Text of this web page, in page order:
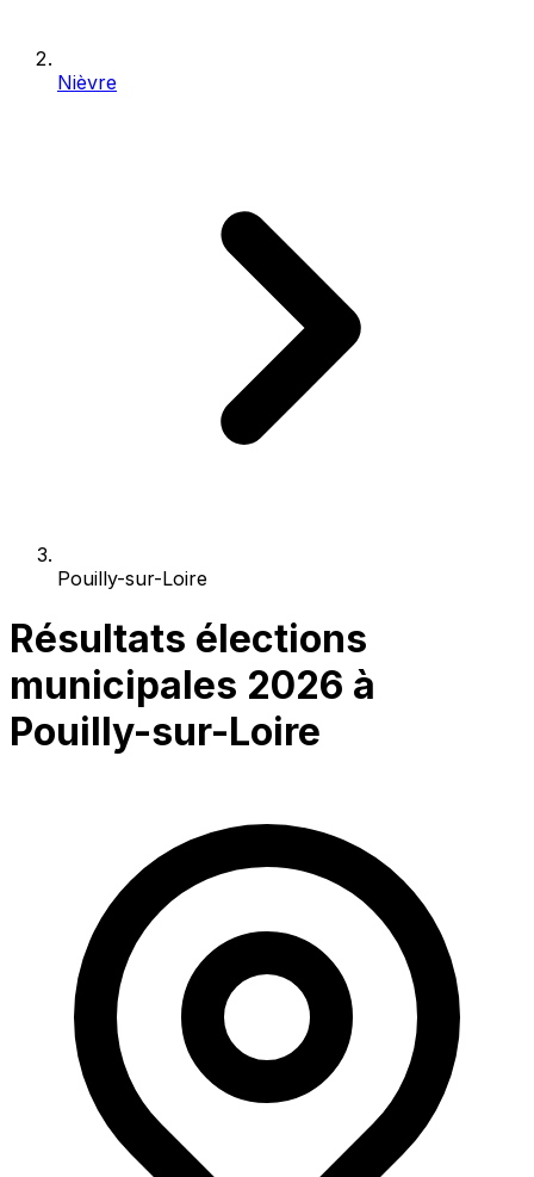
Nièvre
Pouilly-sur-Loire
Résultats élections
municipales 2026 à
Pouilly-sur-Loire